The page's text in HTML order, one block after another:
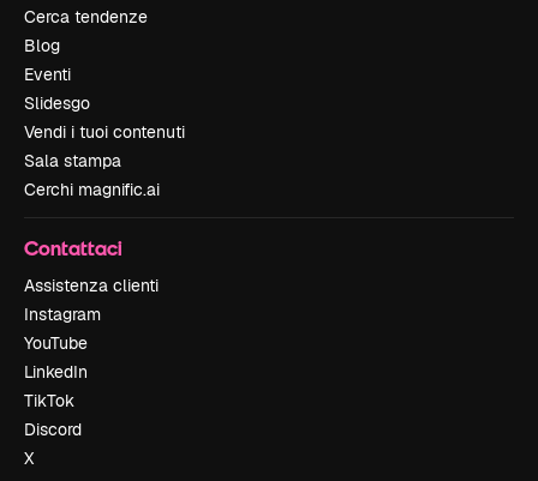
Cerca tendenze
Blog
Eventi
Slidesgo
Vendi i tuoi contenuti
Sala stampa
Cerchi magnific.ai
Contattaci
Assistenza clienti
Instagram
YouTube
LinkedIn
TikTok
Discord
X